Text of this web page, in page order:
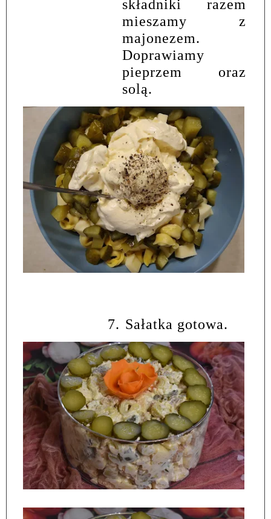
składniki razem
mieszamy z
majonezem.
Doprawiamy
pieprzem oraz
solą.
7. Sałatka gotowa.